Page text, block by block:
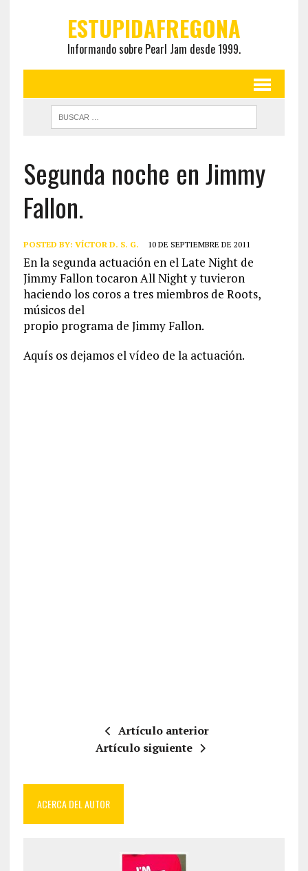
ESTUPIDAFREGONA
Informando sobre Pearl Jam desde 1999.
Segunda noche en Jimmy
Fallon.
POSTED BY: VÍCTOR D. S. G. 10 DE SEPTIEMBRE DE 2011
En la segunda actuación en el Late Night de
Jimmy Fallon tocaron All Night y tuvieron
haciendo los coros a tres miembros de Roots,
músicos del
propio programa de Jimmy Fallon.
Aquís os dejamos el vídeo de la actuación.
Artículo anterior
Artículo siguiente
ACERCA DEL AUTOR